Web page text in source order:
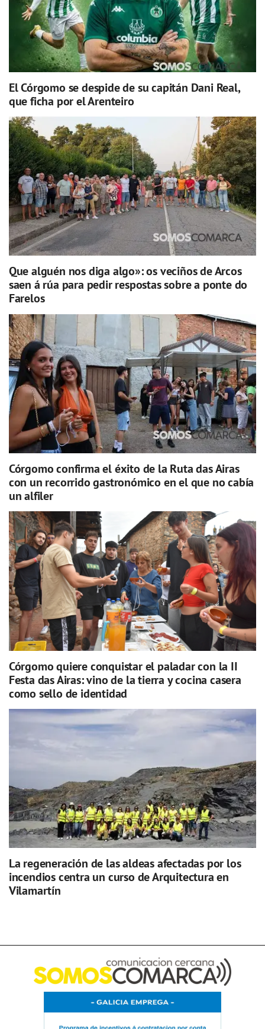
El Córgomo se despide de su capitán Dani Real,
que ficha por el Arenteiro
Que alguén nos diga algo»: os veciños de Arcos
saen á rúa para pedir respostas sobre a ponte do
Farelos
Córgomo confirma el éxito de la Ruta das Airas
con un recorrido gastronómico en el que no cabía
un alfiler
Córgomo quiere conquistar el paladar con la II
Festa das Airas: vino de la tierra y cocina casera
como sello de identidad
La regeneración de las aldeas afectadas por los
incendios centra un curso de Arquitectura en
Vilamartín